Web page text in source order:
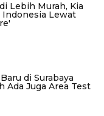
Lebih Murah, Kia
Indonesia Lewat
di Surabaya
Ada Juga Area Test